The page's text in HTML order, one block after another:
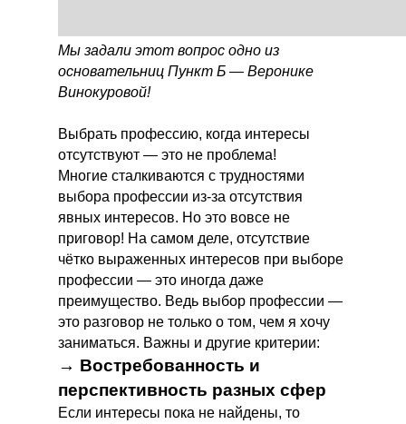
Мы задали этот вопрос одно из
основательниц Пункт Б — Веронике
Винокуровой!
Выбрать профессию, когда интересы
отсутствуют — это не проблема!
Многие сталкиваются с трудностями
выбора профессии из-за отсутствия
явных интересов. Но это вовсе не
приговор! На самом деле, отсутствие
чётко выраженных интересов при выборе
профессии — это иногда даже
преимущество. Ведь выбор профессии —
это разговор не только о том, чем я хочу
заниматься. Важны и другие критерии:
→ Востребованность и
перспективность разных сфер
Если интересы пока не найдены, то